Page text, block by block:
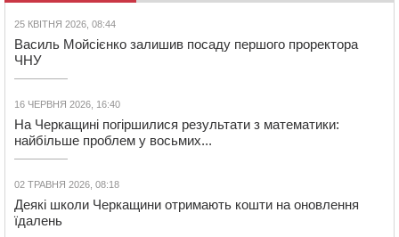
25 КВІТНЯ 2026, 08:44
Василь Мойсієнко залишив посаду першого проректора
ЧНУ
16 ЧЕРВНЯ 2026, 16:40
На Черкащині погіршилися результати з математики:
найбільше проблем у восьмих...
02 ТРАВНЯ 2026, 08:18
Деякі школи Черкащини отримають кошти на оновлення
їдалень